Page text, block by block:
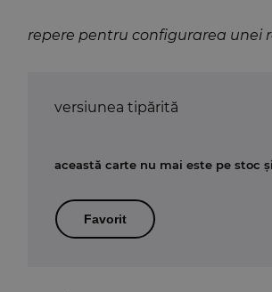
repere pentru configurarea unei
versiunea tipărită
această carte nu mai este pe stoc
Favorit